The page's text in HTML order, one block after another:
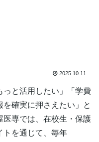
2025.10.11
っと活用したい」「学費
確実に押さえたい」と
医専では、在校生・保護
トを通じて、毎年